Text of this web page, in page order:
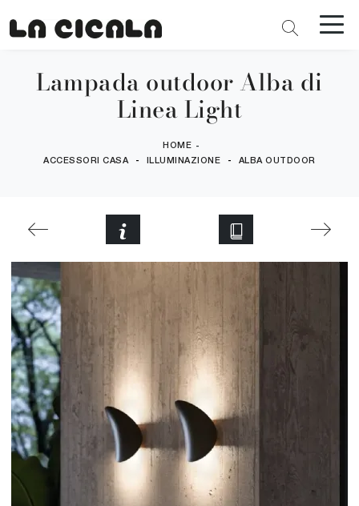
Lampada outdoor Alba di
Linea Light
HOME -
ACCESSORI CASA - ILLUMINAZIONE - ALBA OUTDOOR